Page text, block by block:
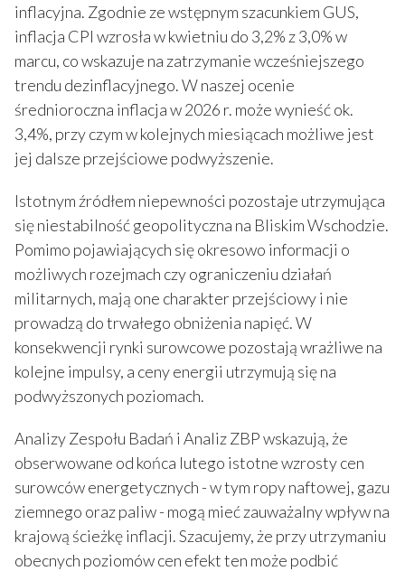
inflacyjna. Zgodnie ze wstępnym szacunkiem GUS,
inflacja CPI wzrosła w kwietniu do 3,2% z 3,0% w
marcu, co wskazuje na zatrzymanie wcześniejszego
trendu dezinflacyjnego. W naszej ocenie
średnioroczna inflacja w 2026 r. może wynieść ok.
3,4%, przy czym w kolejnych miesiącach możliwe jest
jej dalsze przejściowe podwyższenie.
Istotnym źródłem niepewności pozostaje utrzymująca
się niestabilność geopolityczna na Bliskim Wschodzie.
Pomimo pojawiających się okresowo informacji o
możliwych rozejmach czy ograniczeniu działań
militarnych, mają one charakter przejściowy i nie
prowadzą do trwałego obniżenia napięć. W
konsekwencji rynki surowcowe pozostają wrażliwe na
kolejne impulsy, a ceny energii utrzymują się na
podwyższonych poziomach.
Analizy Zespołu Badań i Analiz ZBP wskazują, że
obserwowane od końca lutego istotne wzrosty cen
surowców energetycznych - w tym ropy naftowej, gazu
ziemnego oraz paliw - mogą mieć zauważalny wpływ na
krajową ścieżkę inflacji. Szacujemy, że przy utrzymaniu
obecnych poziomów cen efekt ten może podbić